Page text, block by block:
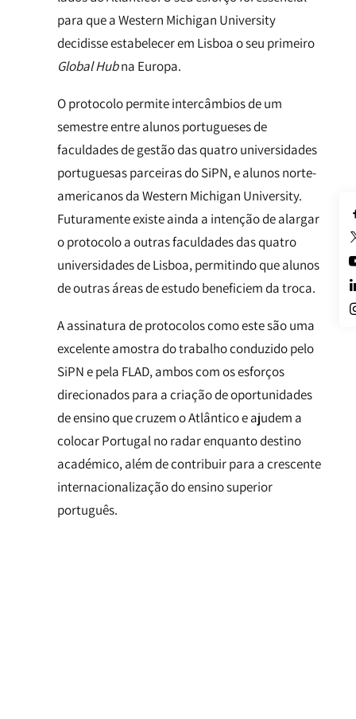
para que a Western Michigan University
decidisse estabelecer em Lisboa o seu primeiro
Global Hubna Europa.
O protocolo permite intercâmbios de um
semestre entre alunos portugueses de
faculdades de gestão das quatro universidades
portuguesas parceiras do SiPN, e alunos norte-
americanos da Western Michigan University.
Futuramente existe ainda a intenção de alargar
o protocolo a outras faculdades das quatro
universidades de Lisboa, permitindo que alunos
de outras áreas de estudo beneficiem da troca.
A assinatura de protocolos como este são uma
excelente amostra do trabalho conduzido pelo
SiPN e pela FLAD, ambos com os esforços
direcionados para a criação de oportunidades
de ensino que cruzem o Atlântico e ajudem a
colocar Portugal no radar enquanto destino
académico, além de contribuir para a crescente
internacionalização do ensino superior
português.